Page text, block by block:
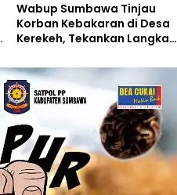
Wabup Sumbawa Tinjau
Korban Kebakaran di Desa
Kerekeh, Tekankan Langkah